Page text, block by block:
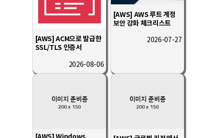
- 계약 또는 청약철회 등에 관한 기록 : 5년(전자상거래등에서의
소비자보호에 관한 법률)
- 소비자의 불만 또는 분쟁처리에 관한 기록 : 3년
- 시용정보의 수집/처리 및 이용 등에 관한 기록 : 3년(신용정보의 이용
및 보호에 관한 법률)
- 회사는 귀중한 이용자의 개인정보를 안전하게 처리하며, 유출의
방지를 위하여 다음과 같은 방법을 통하여 개인정보를 파기합니다.
- 종이에 출력된 개인정보는 분쇄기로 분쇄하거나 소각을 통하여
파기합니다.
[AWS] ACM으로 발급한
SSL/TLS 인증서
2026-08-06
[AWS] AWS 루트 계정
보안 강화 체크리스트
2026-07-27